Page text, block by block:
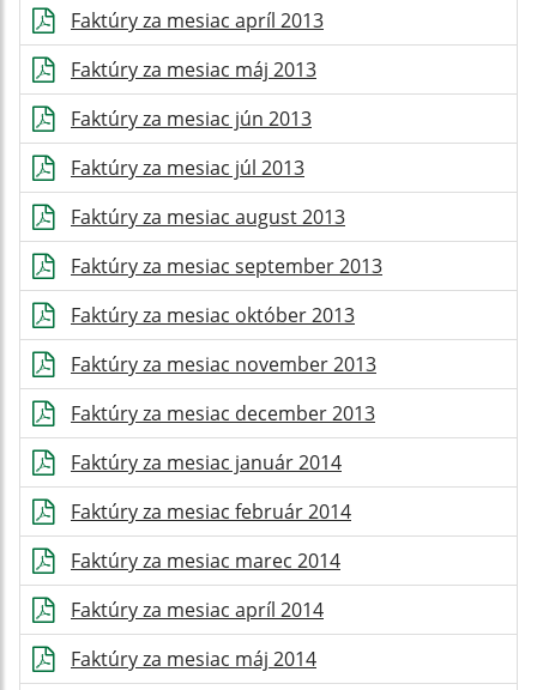
Faktúry za mesiac apríl 2013
Faktúry za mesiac máj 2013
Faktúry za mesiac jún 2013
Faktúry za mesiac júl 2013
Faktúry za mesiac august 2013
Faktúry za mesiac september 2013
Faktúry za mesiac október 2013
Faktúry za mesiac november 2013
Faktúry za mesiac december 2013
Faktúry za mesiac január 2014
Faktúry za mesiac február 2014
Faktúry za mesiac marec 2014
Faktúry za mesiac apríl 2014
Faktúry za mesiac máj 2014